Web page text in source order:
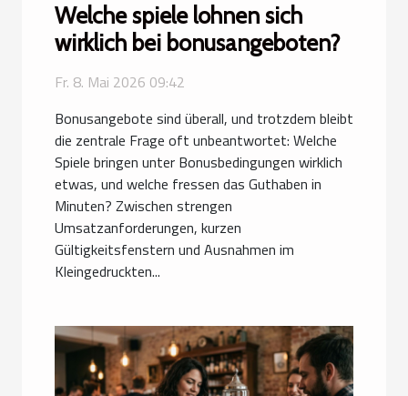
Welche spiele lohnen sich
wirklich bei bonusangeboten?
Fr. 8. Mai 2026 09:42
Bonusangebote sind überall, und trotzdem bleibt
die zentrale Frage oft unbeantwortet: Welche
Spiele bringen unter Bonusbedingungen wirklich
etwas, und welche fressen das Guthaben in
Minuten? Zwischen strengen
Umsatzanforderungen, kurzen
Gültigkeitsfenstern und Ausnahmen im
Kleingedruckten...